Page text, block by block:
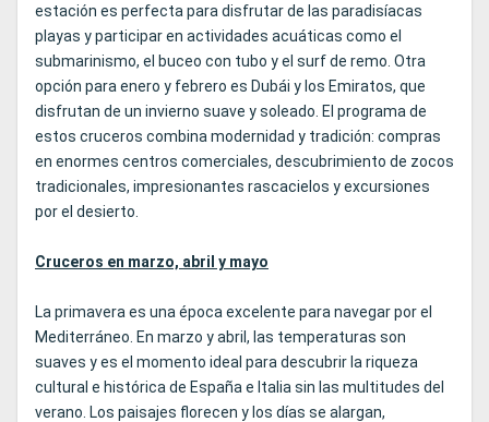
estación es perfecta para disfrutar de las paradisíacas
playas y participar en actividades acuáticas como el
submarinismo, el buceo con tubo y el surf de remo. Otra
opción para enero y febrero es Dubái y los Emiratos, que
disfrutan de un invierno suave y soleado. El programa de
estos cruceros combina modernidad y tradición: compras
en enormes centros comerciales, descubrimiento de zocos
tradicionales, impresionantes rascacielos y excursiones
por el desierto.
Cruceros en marzo, abril y mayo
La primavera es una época excelente para navegar por el
Mediterráneo. En marzo y abril, las temperaturas son
suaves y es el momento ideal para descubrir la riqueza
cultural e histórica de España e Italia sin las multitudes del
verano. Los paisajes florecen y los días se alargan,